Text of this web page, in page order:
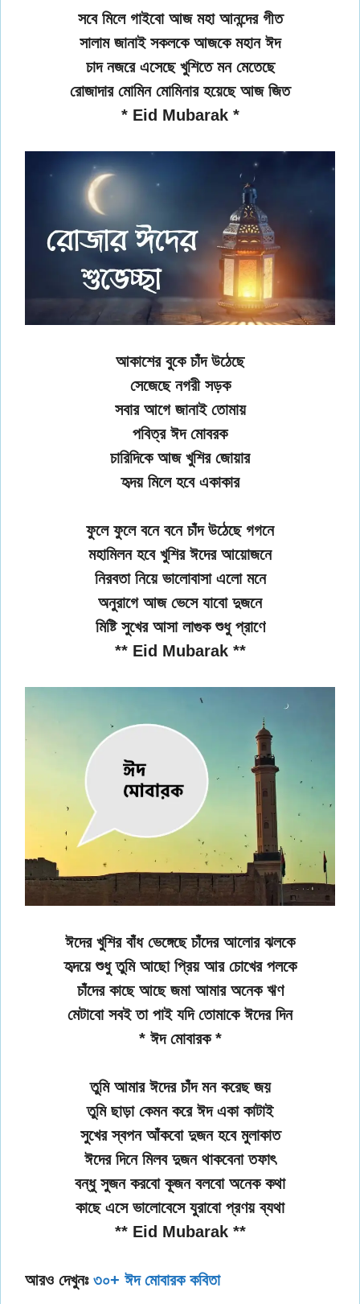
সবে মিলে গাইবো আজ মহা আনন্দের গীত
সালাম জানাই সকলকে আজকে মহান ঈদ
চাদ নজরে এসেছে খুশিতে মন মেতেছে
রোজাদার মোমিন মোমিনার হয়েছে আজ জিত
* Eid Mubarak *
আকাশের বুকে চাঁদ উঠেছে
সেজেছে নগরী সড়ক
সবার আগে জানাই তোমায়
পবিত্র ঈদ মোবরক
চারিদিকে আজ খুশির জোয়ার
হৃদয় মিলে হবে একাকার
ফুলে ফুলে বনে বনে চাঁদ উঠেছে গগনে
মহামিলন হবে খুশির ঈদের আয়োজনে
নিরবতা নিয়ে ভালোবাসা এলো মনে
অনুরাগে আজ ভেসে যাবো দুজনে
মিষ্টি সুখের আসা লাগুক শুধু প্রাণে
** Eid Mubarak **
ঈদের খুশির বাঁধ ভেঙ্গেছে চাঁদের আলোর ঝলকে
হৃদয়ে শুধু তুমি আছো প্রিয় আর চোখের পলকে
চাঁদের কাছে আছে জমা আমার অনেক ঋণ
মেটাবো সবই তা পাই যদি তোমাকে ঈদের দিন
* ঈদ মোবারক *
তুমি আমার ঈদের চাঁদ মন করেছ জয়
তুমি ছাড়া কেমন করে ঈদ একা কাটাই
সুখের স্বপন আঁকবো দুজন হবে মুলাকাত
ঈদের দিনে মিলব দুজন থাকবেনা তফাৎ
বন্ধু সুজন করবো কূজন বলবো অনেক কথা
কাছে এসে ভালোবেসে যুরাবো প্রণয় ব্যথা
** Eid Mubarak **
আরও দেখুনঃ ৩০+ ঈদ মোবারক কবিতা